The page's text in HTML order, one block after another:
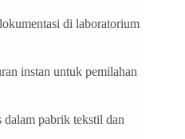
di laboratorium
instan untuk pemilahan
pabrik tekstil dan